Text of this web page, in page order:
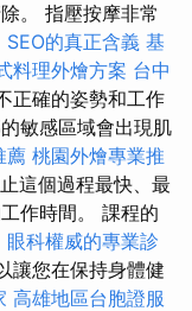
。 指壓按摩非常
SEO的真正含義 基
料理外燴方案 台中
正確的姿勢和工作
敏感區域會出現肌
薦 桃園外燴專業推
這個過程最快、最
作時間。 課程的
眼科權威的專業診
讓您在保持身體健
高雄地區台胞證服